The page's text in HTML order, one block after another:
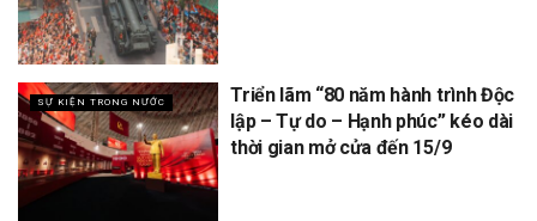
SỰ KIỆN TRONG NƯỚC
Triển lãm “80 năm hành trình Độc
lập – Tự do – Hạnh phúc” kéo dài
thời gian mở cửa đến 15/9